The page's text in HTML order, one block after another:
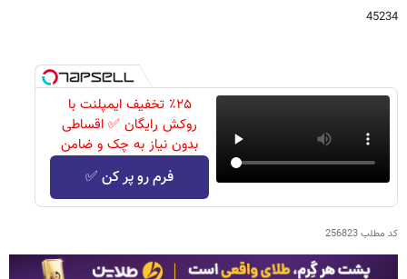
45234
٪۲۵ تخفیف ایمپلنت با
روکش رایگان ✅ اقساطی
بدون نیاز به چک و ضامن
فرم رو پر کن ✅
کد مطلب256823